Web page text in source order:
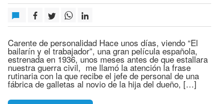
Carente de personalidad Hace unos días, viendo “El
bailarín y el trabajador”, una gran película española,
estrenada en 1936, unos meses antes de que estallara
nuestra guerra civil, me llamó la atención la frase
rutinaria con la que recibe el jefe de personal de una
fábrica de galletas al novio de la hija del dueño, […]